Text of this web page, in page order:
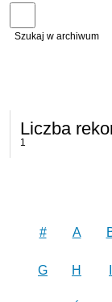
Szukaj w archiwum
Liczba
1
# A
G H